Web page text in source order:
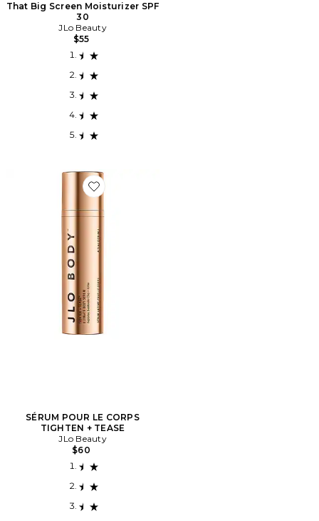
That Big Screen Moisturizer SPF
30
JLo Beauty
$55
Favorite SÉRUM POUR LE CORPS TIGHTEN + TEASE
SÉRUM POUR LE CORPS
TIGHTEN + TEASE
JLo Beauty
$60